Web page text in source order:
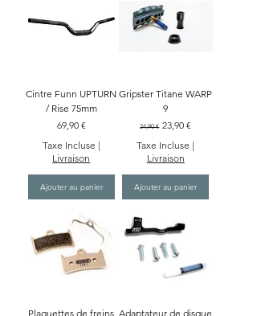
Cintre Funn UPTURN
/ Rise 75mm
Prix
69,90 €
Taxe Incluse |
Livraison
Ajouter au panier
Gripster Titane WARP
9
Prix original
24,90 € Prix promotionnel
23,90 €
Taxe Incluse |
Livraison
Ajouter au panier
Plaquettes de freins Adaptateur de disque